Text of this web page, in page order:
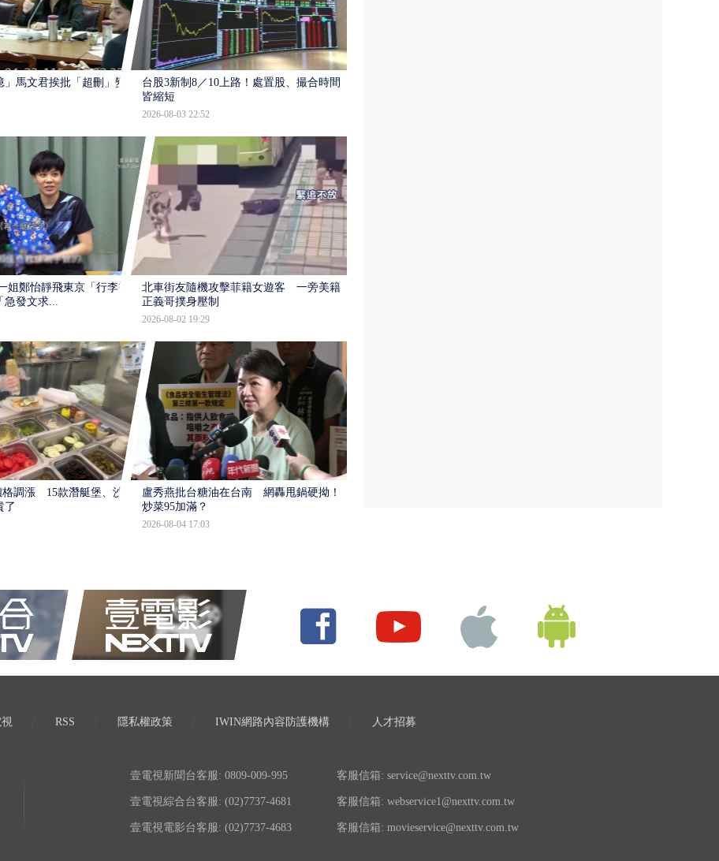
」馬文君挨批「超刪」變
台股3新制8／10上路！處置股、撮合時間
皆縮短
2026-08-03 22:52
姐鄭怡靜飛東京「行李被
發文求...
北車街友隨機攻擊菲籍女遊客 一旁美籍
正義哥撲身壓制
2026-08-02 19:29
格調漲 15款潛艇堡、沙
了
盧秀燕批台糖油在台南 網轟甩鍋硬拗！
炒菜95加滿？
2026-08-04 17:03
RSS 隱私權政策 IWIN網路內容防護機構 人才招募
壹電視新聞台客服: 0809-009-995 客服信箱: service@nexttv.com.tw
壹電視綜合台客服: (02)7737-4681 客服信箱: webservice1@nexttv.com.tw
壹電視電影台客服: (02)7737-4683 客服信箱: movieservice@nexttv.com.tw